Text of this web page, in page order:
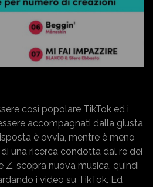
così popolare TikTok ed i
accompagnati dalla giusta
è ovvia, mentre è meno
una ricerca condotta dal re dei
Z, scopra nuova musica, quindi
i video su TikTok. Ed